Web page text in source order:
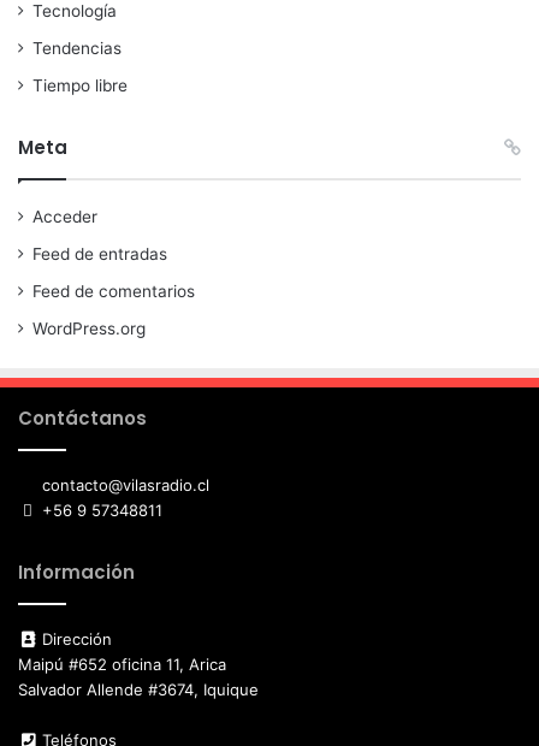
Tecnología
Tendencias
Tiempo libre
Meta
Acceder
Feed de entradas
Feed de comentarios
WordPress.org
Contáctanos
contacto@vilasradio.cl
+56 9 57348811
Información
Dirección
Maipú #652 oficina 11, Arica
Salvador Allende #3674, Iquique
Teléfonos